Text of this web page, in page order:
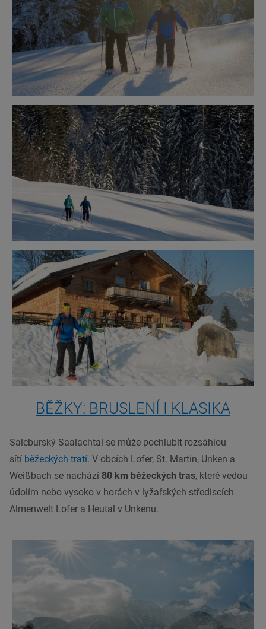
BĚŽKY: BRUSLENÍ I KLASIKA
Salcburský Saalachtal se může pochlubit rozsáhlou
sítí běžeckých tratí. V obcích Lofer, St. Martin, Unken a
Weißbach se nachází 80 km běžeckých tras, které vedou
údolím nebo vysoko v horách v lyžařských střediscích
Almenwelt Lofer a Heutal v Unkenu.